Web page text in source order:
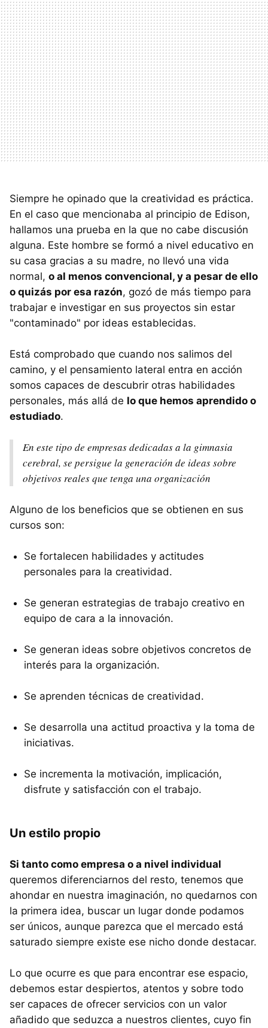
Siempre he opinado que la creatividad es práctica.
En el caso que mencionaba al principio de Edison,
hallamos una prueba en la que no cabe discusión
alguna. Este hombre se formó a nivel educativo en
su casa gracias a su madre, no llevó una vida
normal, o al menos convencional, y a pesar de ello
o quizás por esa razón, gozó de más tiempo para
trabajar e investigar en sus proyectos sin estar
"contaminado" por ideas establecidas.
Está comprobado que cuando nos salimos del
camino, y el pensamiento lateral entra en acción
somos capaces de descubrir otras habilidades
personales, más allá de lo que hemos aprendido o
estudiado.
En este tipo de empresas dedicadas a la gimnasia
cerebral, se persigue la generación de ideas sobre
objetivos reales que tenga una organización
Alguno de los beneficios que se obtienen en sus
cursos son:
Se fortalecen habilidades y actitudes
personales para la creatividad.
Se generan estrategias de trabajo creativo en
equipo de cara a la innovación.
Se generan ideas sobre objetivos concretos de
interés para la organización.
Se aprenden técnicas de creatividad.
Se desarrolla una actitud proactiva y la toma de
iniciativas.
Se incrementa la motivación, implicación,
disfrute y satisfacción con el trabajo.
Un estilo propio
Si tanto como empresa o a nivel individual
queremos diferenciarnos del resto, tenemos que
ahondar en nuestra imaginación, no quedarnos con
la primera idea, buscar un lugar donde podamos
ser únicos, aunque parezca que el mercado está
saturado siempre existe ese nicho donde destacar.
Lo que ocurre es que para encontrar ese espacio,
debemos estar despiertos, atentos y sobre todo
ser capaces de ofrecer servicios con un valor
añadido que seduzca a nuestros clientes, cuyo fin